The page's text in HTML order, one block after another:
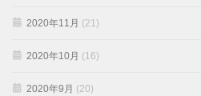
2020年11月 (21)
2020年10月 (16)
2020年9月 (20)